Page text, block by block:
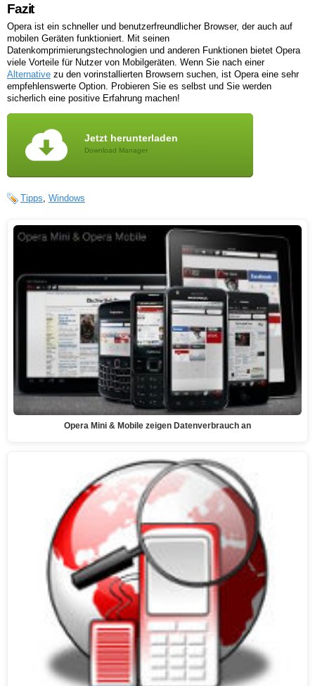
Fazit
Opera ist ein schneller und benutzerfreundlicher Browser, der auch auf
mobilen Geräten funktioniert. Mit seinen
Datenkomprimierungstechnologien und anderen Funktionen bietet Opera
viele Vorteile für Nutzer von Mobilgeräten. Wenn Sie nach einer
Alternative zu den vorinstallierten Browsern suchen, ist Opera eine sehr
empfehlenswerte Option. Probieren Sie es selbst und Sie werden
sicherlich eine positive Erfahrung machen!
Jetzt herunterladen
Download Manager
Tipps Windows
Opera Mini & Mobile zeigen Datenverbrauch an